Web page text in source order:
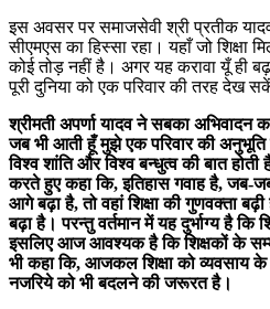
इस अवसर पर समाजसेवी श्री प्रतीक
सीएमएस का हिस्सा रहा। यहाँ जो शिक्षा
कोई तोड़ नहीं है। अगर यह करावा यूँ ही
पूरी दुनिया को एक परिवार की तरह देख
श्रीमती अपर्णा यादव ने सबका अभिवादन
जब भी आती हूँ मुझे एक परिवार की अनुभूति
विश्व शांति और विश्व बन्धुत्व की बात होती
करते हुए कहा कि, इतिहास गवाह है, जब-
आगे बढ़ा है, तो वहां शिक्षा की गुणवक्ता
बढ़ा है। परन्तु वर्तमान में यह दुर्भाग्य है
इसलिए आज आवश्यक है कि शिक्षकों के
भी कहा कि, आजकल शिक्षा को व्यवसाय
नजरिये को भी बदलने की जरूरत है।